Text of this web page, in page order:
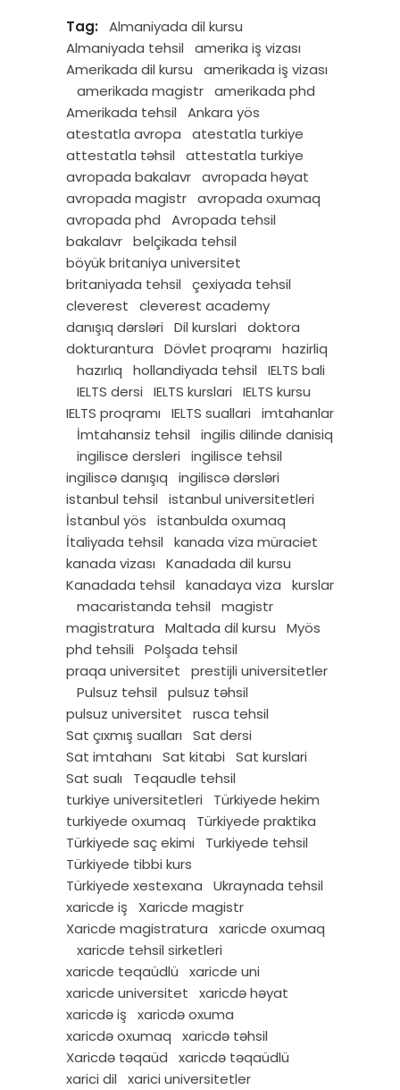
Tag:
Almaniyada dil kursu
Almaniyada tehsil
amerika iş vizası
Amerikada dil kursu
amerikada iş vizası
amerikada magistr amerikada phd
Amerikada tehsil
Ankara yös
atestatla avropa
atestatla turkiye
attestatla təhsil
attestatla turkiye
avropada bakalavr avropada həyat
avropada magistr avropada oxumaq
avropada phd
Avropada tehsil
bakalavr belçikada tehsil
böyük britaniya universitet
britaniyada tehsil
çexiyada tehsil
cleverest
cleverest academy
danışıq dərsləri
Dil kurslari
doktora
dokturantura
Dövlet proqramı
hazirliq
hazırlıq
hollandiyada tehsil
IELTS bali
IELTS dersi
IELTS kurslari
IELTS kursu
IELTS proqramı
IELTS suallari
imtahanlar
İmtahansiz tehsil
ingilis dilinde danisiq
ingilisce dersleri
ingilisce tehsil
ingiliscə danışıq
ingiliscə dərsləri
istanbul tehsil
istanbul universitetleri
İstanbul yös
istanbulda oxumaq
İtaliyada tehsil
kanada viza müraciet
kanada vizası
Kanadada dil kursu
Kanadada tehsil
kanadaya viza
kurslar
macaristanda tehsil
magistr
magistratura
Maltada dil kursu
Myös
phd tehsili
Polşada tehsil
praqa universitet
prestijli universitetler
Pulsuz tehsil
pulsuz təhsil
pulsuz universitet
rusca tehsil
Sat çıxmış sualları
Sat dersi
Sat imtahanı
Sat kitabi
Sat kurslari
Sat sualı
Teqaudle tehsil
turkiye universitetleri
Türkiyede hekim
turkiyede oxumaq
Türkiyede praktika
Türkiyede saç ekimi
Turkiyede tehsil
Türkiyede tibbi kurs
Türkiyede xestexana
Ukraynada tehsil
xaricde iş
Xaricde magistr
Xaricde magistratura
xaricde oxumaq
xaricde tehsil sirketleri
xaricde teqaüdlü
xaricde uni
xaricde universitet
xaricdə həyat
xaricdə iş
xaricdə oxuma
xaricdə oxumaq
xaricdə təhsil
Xaricdə təqaüd
xaricdə təqaüdlü
xarici dil
xarici universitetler